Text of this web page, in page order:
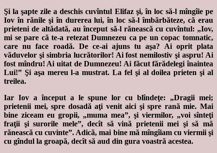
Şi la şapte zile a deschis cuvîntul Elifaz şi, în loc să-l mîngîie pe
Iov în rănile şi în durerea lui, în loc să-l îmbărbăteze, că erau
prieteni de altădată, au început să-l rănească cu cuvîntul: „Iov,
mi se pare că te-a retezat Dumnezeu ca pe un copac tomnatic,
care nu face roadă. De ce-ai ajuns tu aşa? Ai oprit plata
văduvelor şi simbria lucrătorilor! Ai fost nemilostiv şi aspru! Ai
fost mîndru! Ai uitat de Dumnezeu! Ai făcut fărădelegi înaintea
Lui!” Şi aşa mereu l-a mustrat. La fel şi al doilea prieten şi al
treilea.
Iar Iov a început a le spune lor cu blîndeţe: „Dragii mei;
prietenii mei, spre dosadă aţi venit aici şi spre rană mie. Mai
bine ziceam eu gropii, „muma mea”, şi viermilor, „voi sînteţi
fraţii şi surorile mele”, decît să vină prietenii mei şi să mă
rănească cu cuvinte”. Adică, mai bine mă mîngîiam cu viermii şi
cu gîndul la groapă, decît să aud din gura voastră acestea.